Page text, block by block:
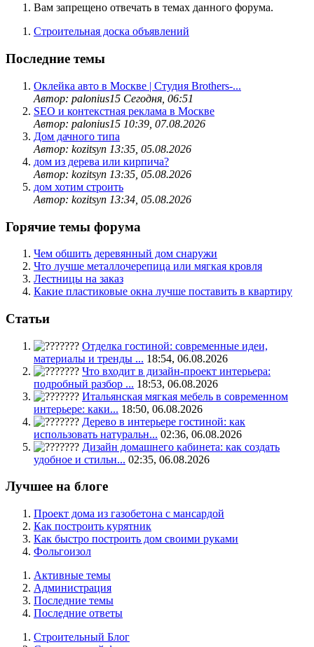
Вам запрещено отвечать в темах данного форума.
Строительная доска объявлений
Последние темы
Оклейка авто в Москве | Студия Brothers-...
Автор: palonius15 Сегодня, 06:51
SEO и контекстная реклама в Москве
Автор: palonius15 10:39, 07.08.2026
Дом дачного типа
Автор: kozitsyn 13:35, 05.08.2026
дом из дерева или кирпича?
Автор: kozitsyn 13:35, 05.08.2026
дом хотим строить
Автор: kozitsyn 13:34, 05.08.2026
Горячие темы форума
Чем обшить деревянный дом снаружи
Что лучше металлочерепица или мягкая кровля
Лестницы на заказ
Какие пластиковые окна лучше поставить в квартиру
Статьи
Отделка гостиной: современные идеи,
материалы и тренды ... 18:54, 06.08.2026
Что входит в дизайн-проект интерьера:
подробный разбор ... 18:53, 06.08.2026
Итальянская мягкая мебель в современном
интерьере: каки... 18:50, 06.08.2026
Дерево в интерьере гостиной: как
использовать натуральн... 02:36, 06.08.2026
Дизайн домашнего кабинета: как создать
удобное и стильн... 02:35, 06.08.2026
Лучшее на блоге
Проект дома из газобетона с мансардой
Как построить курятник
Как быстро построить дом своими руками
Фольгоизол
Активные темы
Администрация
Последние темы
Последние ответы
Строительный Блог